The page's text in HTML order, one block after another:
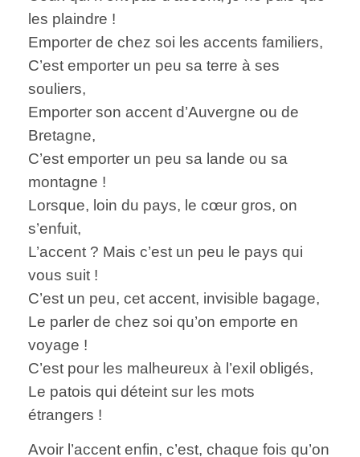
les plaindre !
Emporter de chez soi les accents familiers,
C’est emporter un peu sa terre à ses
souliers,
Emporter son accent d’Auvergne ou de
Bretagne,
C’est emporter un peu sa lande ou sa
montagne !
Lorsque, loin du pays, le cœur gros, on
s’enfuit,
L’accent ? Mais c’est un peu le pays qui
vous suit !
C’est un peu, cet accent, invisible bagage,
Le parler de chez soi qu’on emporte en
voyage !
C’est pour les malheureux à l’exil obligés,
Le patois qui déteint sur les mots
étrangers !
Avoir l’accent enfin, c’est, chaque fois qu’on